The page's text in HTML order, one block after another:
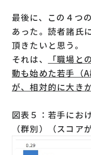
最後に、この４つ
あった。読者諸氏
頂きたいと思う。
それは、
「職場と
動も始めた若手（
が、相対的に大き
図表５：若手にお
（群別）（スコア